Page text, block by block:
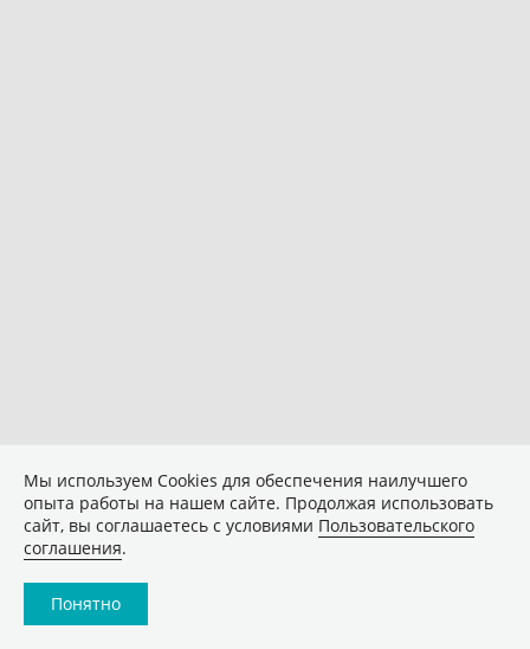
Мы используем Сookies для обеспечения наилучшего
опыта работы на нашем сайте. Продолжая использовать
сайт, вы соглашаетесь с условиями Пользовательского
соглашения.
Понятно